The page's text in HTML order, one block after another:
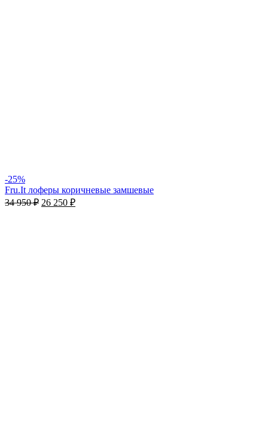
-25%
Fru.It лоферы коричневые замшевые
34 950₽ 26 250 ₽